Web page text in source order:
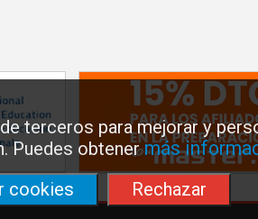
terceros para mejorar y
Puedes obtenermás
cookies
Rechazar